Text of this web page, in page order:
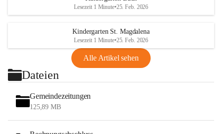
Lesezeit 1 Minute•25. Feb. 2026
Kindergarten St. Magdalena
Lesezeit 1 Minute•25. Feb. 2026
Alle Artikel sehen
Dateien
Gemeindezeitungen
125,89 MB